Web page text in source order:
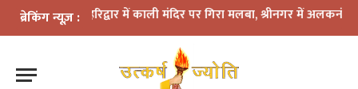
ब्रेकिंग न्यूज़ :
हरिद्वार में काली मंदिर पर गिरा मलबा, श्रीनगर में अलकनंदा का